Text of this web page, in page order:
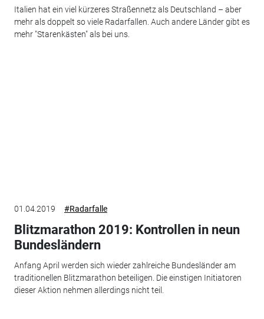
Italien hat ein viel kürzeres Straßennetz als Deutschland – aber
mehr als doppelt so viele Radarfallen. Auch andere Länder gibt es
mehr "Starenkästen" als bei uns.
01.04.2019 #Radarfalle
Blitzmarathon 2019: Kontrollen in neun
Bundesländern
Anfang April werden sich wieder zahlreiche Bundesländer am
traditionellen Blitzmarathon beteiligen. Die einstigen Initiatoren
dieser Aktion nehmen allerdings nicht teil.